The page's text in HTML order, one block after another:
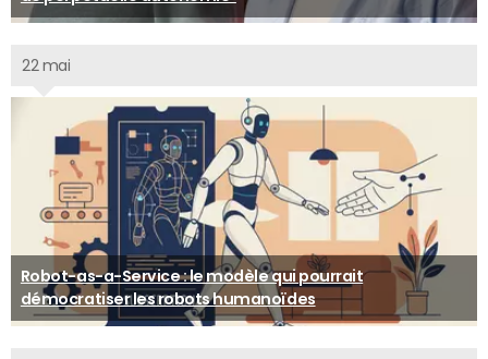
22 mai
Robot-as-a-Service : le modèle qui pourrait
démocratiser les robots humanoïdes